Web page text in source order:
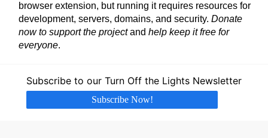
browser extension, but running it requires resources for
development, servers, domains, and security. Donate
now to support the projectand help keep it free for
everyone.
Subscribe to our Turn Off the Lights Newsletter
Subscribe Now!